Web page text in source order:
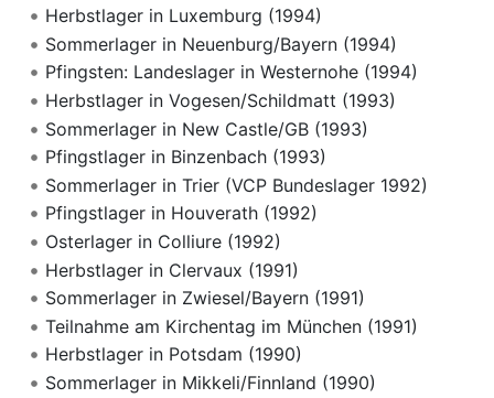
Herbstlager in Luxemburg (1994)
Sommerlager in Neuenburg/Bayern (1994)
Pfingsten: Landeslager in Westernohe (1994)
Herbstlager in Vogesen/Schildmatt (1993)
Sommerlager in New Castle/GB (1993)
Pfingstlager in Binzenbach (1993)
Sommerlager in Trier (VCP Bundeslager 1992)
Pfingstlager in Houverath (1992)
Osterlager in Colliure (1992)
Herbstlager in Clervaux (1991)
Sommerlager in Zwiesel/Bayern (1991)
Teilnahme am Kirchentag im München (1991)
Herbstlager in Potsdam (1990)
Sommerlager in Mikkeli/Finnland (1990)